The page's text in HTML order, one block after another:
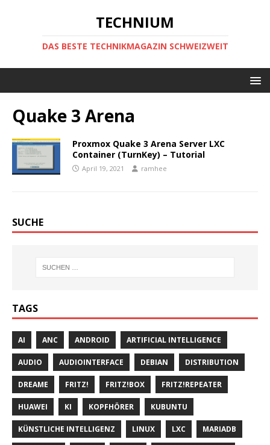
TECHNIUM
DAS BESTE TECHNIKMAGAZIN SCHWEIZWEIT
Quake 3 Arena
Proxmox Quake 3 Arena Server LXC
Container (TurnKey) – Tutorial
April 19, 2021 ramhee
SUCHE
TAGS
AI ANC ANDROID ARTIFICIAL INTELLIGENCE
AUDIO AUDIOINTERFACE DEBIAN DISTRIBUTION
DREAME FRITZ! FRITZ!BOX FRITZ!REPEATER
HUAWEI KI KOPFHÖRER KUBUNTU
KÜNSTLICHE INTELLIGENZ LINUX LXC MARIADB